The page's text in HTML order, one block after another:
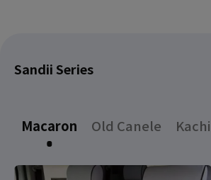
Sandii Series
Macaron Old Canele